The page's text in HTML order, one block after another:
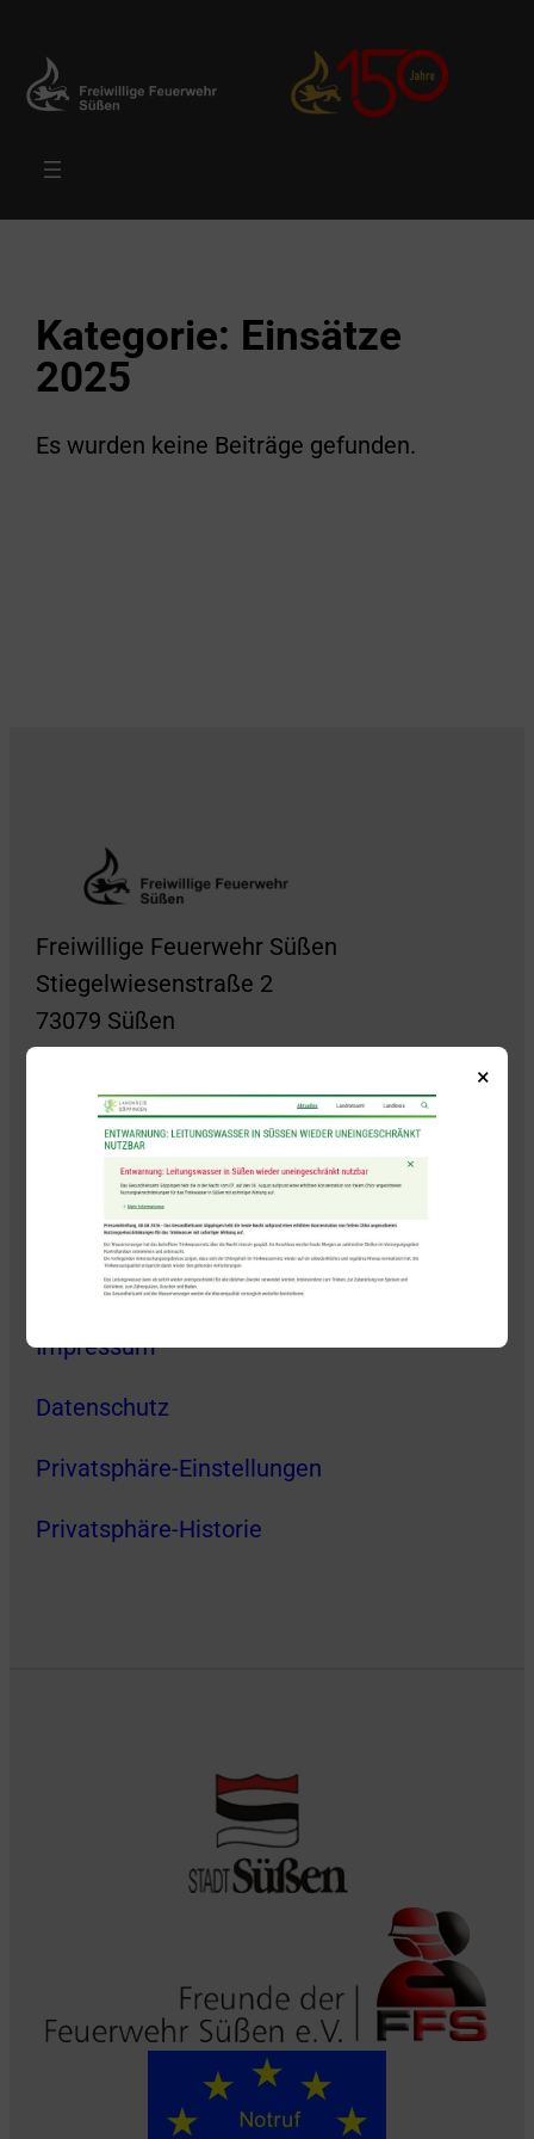
Kategorie: Einsätze
2025
Es wurden keine Beiträge gefunden.
Freiwillige Feuerwehr Süßen
Stiegelwiesenstraße 2
73079 Süßen
Folge uns auch gerne auf Social Media!
Kontakt
Impressum
Datenschutz
Privatsphäre-Einstellungen
Privatsphäre-Historie
×